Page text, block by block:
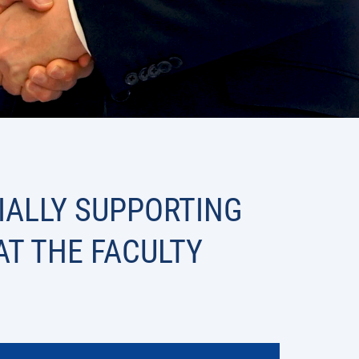
SUPPORTING
THE FACULTY